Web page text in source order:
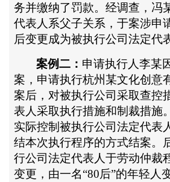
务并缴纳了罚款。经调查，冯
代表人系父子关系，于案涉申
后变更成为被执行公司法定代
案例二： 申请执行人李某
案，申请执行杭州某文化创意
案后，对被执行公司采取查控
表人采取执行措施和制裁措施
实际控制被执行公司法定代表
结本次执行程序的方式结案。
行公司法定代表人于劳动仲裁
变更，由一名“80后”的年轻人